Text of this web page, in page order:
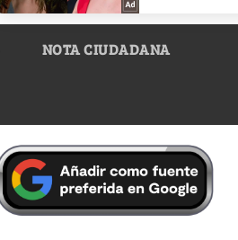
NOTA CIUDADANA